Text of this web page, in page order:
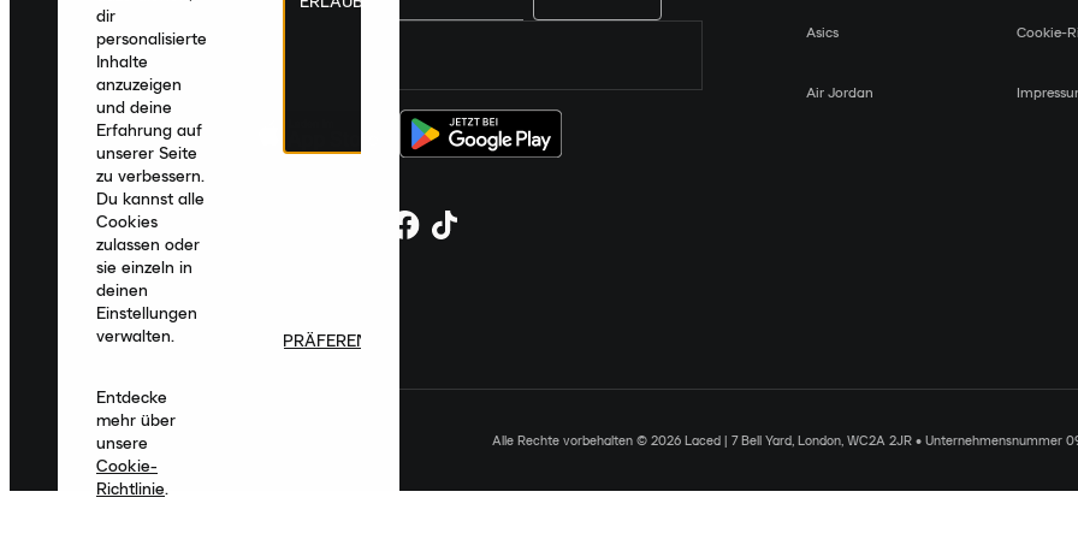
Asics
Air Jordan
Cookie-
Alle Rechte vorbehalten © 2026 Laced | 7 Bell Yard, London, WC2A 2JR • Unternehmensnummer
dir
personalisierte
Inhalte
anzuzeigen
und deine
Erfahrung auf
unserer Seite
zu verbessern.
Du kannst alle
Cookies
zulassen oder
sie einzeln in
deinen
Einstellungen
verwalten.
Entdecke
mehr über
unsere
Cookie-
Richtlinie.
PRÄFERENZEN